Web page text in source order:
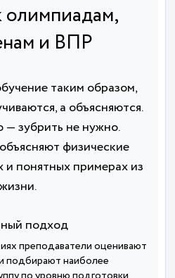
олимпиадам,
и ВПР
таким образом,
а объясняются.
— зубрить не нужно.
физические
и понятных примерах из
жизни.
подход
преподаватели оценивают
подбирают наиболее